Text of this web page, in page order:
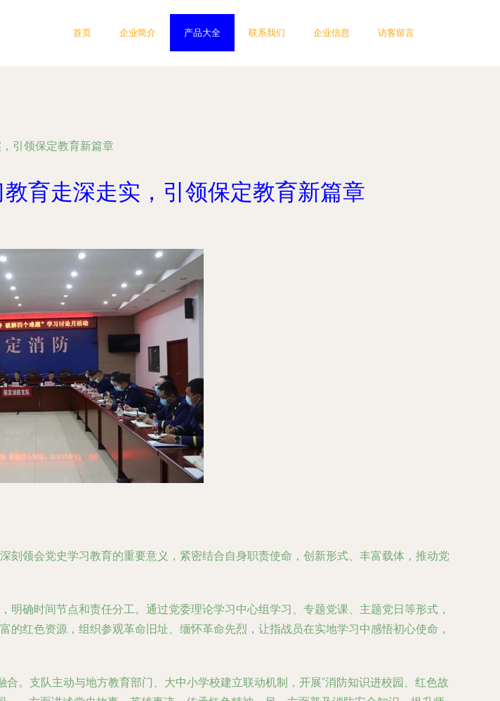
首页 企业简介 产品大全 联系我们 企业信息 访客留言
引领保定教育新篇章
育走深走实，引领保定教育新篇章
领会党史学习教育的重要意义，紧密结合自身职责使命，创新形式、丰富载体，推动党
确时间节点和责任分工。通过党委理论学习中心组学习、专题党课、主题党日等形式，
红色资源，组织参观革命旧址、缅怀革命先烈，让指战员在实地学习中感悟初心使命，
。支队主动与地方教育部门、大中小学校建立联动机制，开展“消防知识进校园、红色故